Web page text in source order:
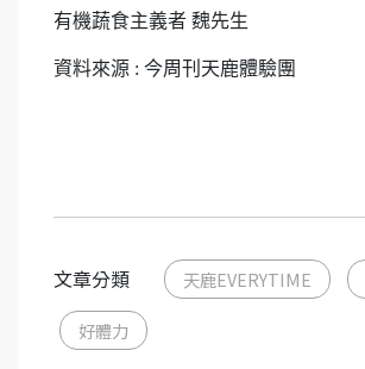
有機蔬食主義者 魏先生
資料來源 : 今周刊天鹿體驗團
文章分類 天鹿EVERYTIME
好體力